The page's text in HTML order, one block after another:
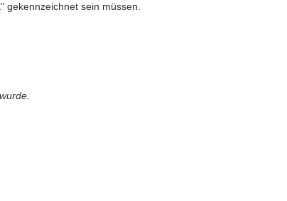
" gekennzeichnet sein müssen.